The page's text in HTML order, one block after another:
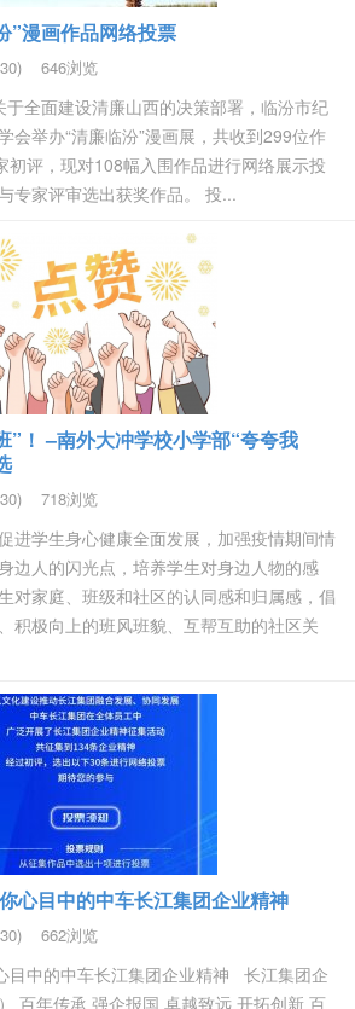
”漫画作品网络投票
646浏览
于全面建设清廉山西的决策部署，临汾市纪
会举办“清廉临汾”漫画展，共收到299位作
初评，现对108幅入围作品进行网络展示投
专家评审选出获奖作品。 投...
”！ –南外大冲学校小学部“夸夸我
718浏览
进学生身心健康全面发展，加强疫情期间情
边人的闪光点，培养学生对身边人物的感
对家庭、班级和社区的认同感和归属感，倡
积极向上的班风班貌、互帮互助的社区关
心目中的中车长江集团企业精神
662浏览
目中的中车长江集团企业精神 长江集团企
百年传承 强企报国 卓越致远 开拓创新 百